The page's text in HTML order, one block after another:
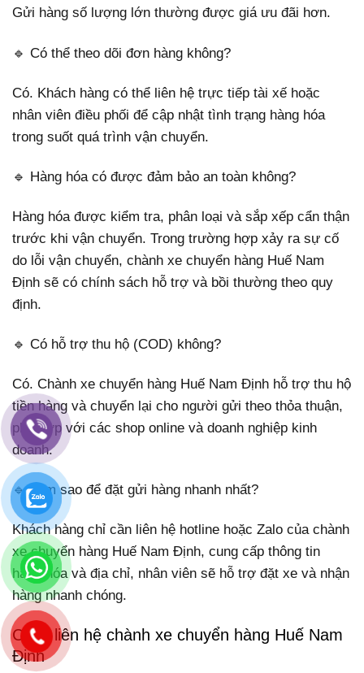
Gửi hàng số lượng lớn thường được giá ưu đãi hơn.
🔹 Có thể theo dõi đơn hàng không?
Có. Khách hàng có thể liên hệ trực tiếp tài xế hoặc
nhân viên điều phối để cập nhật tình trạng hàng hóa
trong suốt quá trình vận chuyển.
🔹 Hàng hóa có được đảm bảo an toàn không?
Hàng hóa được kiểm tra, phân loại và sắp xếp cẩn thận
trước khi vận chuyển. Trong trường hợp xảy ra sự cố
do lỗi vận chuyển, chành xe chuyển hàng Huế Nam
Định sẽ có chính sách hỗ trợ và bồi thường theo quy
định.
🔹 Có hỗ trợ thu hộ (COD) không?
Có. Chành xe chuyển hàng Huế Nam Định hỗ trợ thu hộ
tiền hàng và chuyển lại cho người gửi theo thỏa thuận,
phù hợp với các shop online và doanh nghiệp kinh
doanh.
🔹 Làm sao để đặt gửi hàng nhanh nhất?
Khách hàng chỉ cần liên hệ hotline hoặc Zalo của chành
xe chuyển hàng Huế Nam Định, cung cấp thông tin
hàng hóa và địa chỉ, nhân viên sẽ hỗ trợ đặt xe và nhận
hàng nhanh chóng.
Cách liên hệ chành xe chuyển hàng Huế Nam
Định